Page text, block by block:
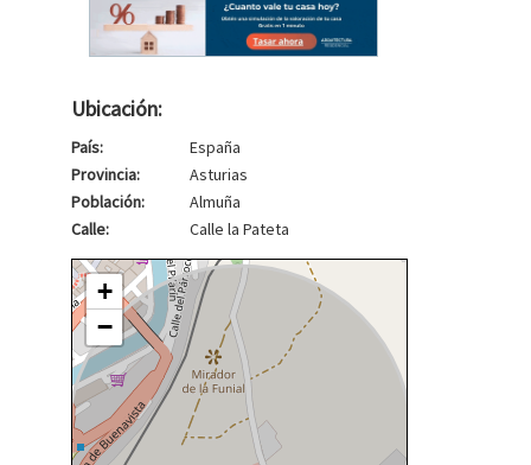
Ubicación:
País:
España
Provincia:
Asturias
Población:
Almuña
Calle:
Calle la Pateta
+
−